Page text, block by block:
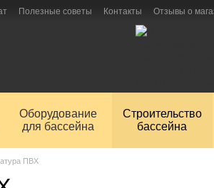
Полезные советы Контакты Отзывы о
Оборудование
для бассейна
Строительство
бассейна
ПВХ